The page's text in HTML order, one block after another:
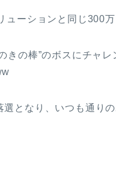
ューションと同じ300万
きの棒”のボスにチャレ
選となり、いつも通り